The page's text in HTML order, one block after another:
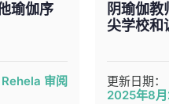
瑜伽序
审阅
阴瑜伽
尖学校和
更新日期：
2025年8月